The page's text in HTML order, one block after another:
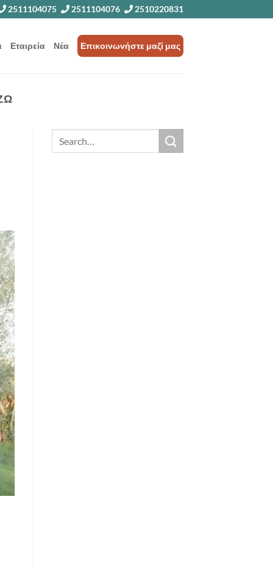
2511104075 2511104076 2510220831
Εταιρεία Νέα Επικοινωνήστε μαζί μας